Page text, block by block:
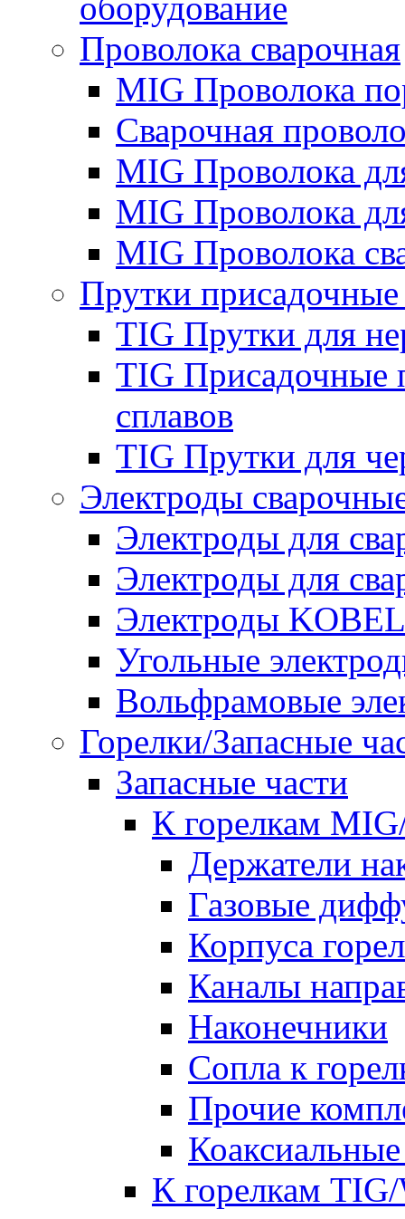
оборудование
Проволока сварочная
MIG Проволока
Сварочная
MIG Проволока
MIG Проволока
MIG Проволока
Прутки
TIG Прутки для
TIG Присадочные
сплавов
TIG Прутки для
Электроды
Электроды для
Электроды для
Электроды
Угольные
Вольфрамовые
Горелки/Запасные
Запасные части
К горелкам
Держатели
Газовые
Корпуса
Каналы
Наконечники
Сопла к
Прочие
К горелкам